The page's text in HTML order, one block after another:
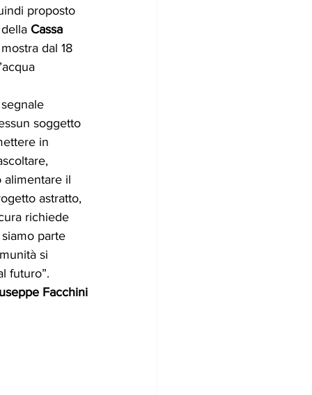
proposto
Cassa
dal 18
soggetto
in
alimentare il
astratto,
richiede
parte
si
futuro”.
Facchini